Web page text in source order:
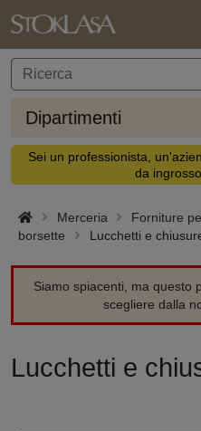
Dipartimenti
Sei un professionista,
da
Merceria
Forniture
borsette
Lucchetti e
Siamo spiacenti, ma questo
scegliere dalla
Lucchetti e